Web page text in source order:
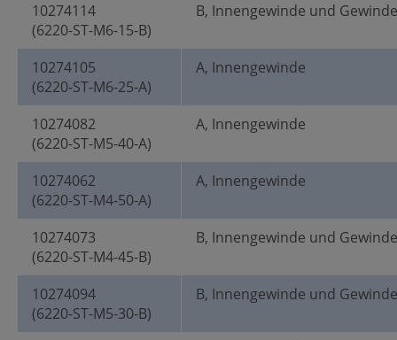
10274114
(6220-ST-M6-15-B)
B, Innengewinde und
10274105
(6220-ST-M6-25-A)
A, Innengewinde
10274082
(6220-ST-M5-40-A)
A, Innengewinde
10274062
(6220-ST-M4-50-A)
A, Innengewinde
10274073
(6220-ST-M4-45-B)
B, Innengewinde und
10274094
(6220-ST-M5-30-B)
B, Innengewinde und